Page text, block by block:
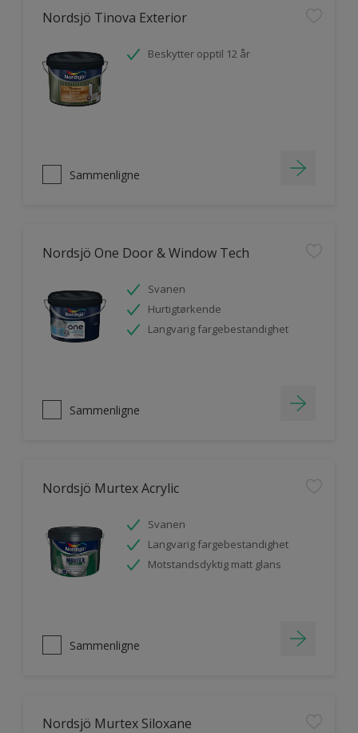
Nordsjö Tinova Exterior
Beskytter opptil 12 år
Sammenligne
Nordsjö One Door & Window Tech
Svanen
Hurtigtørkende
Langvarig fargebestandighet
Sammenligne
Nordsjö Murtex Acrylic
Svanen
Langvarig fargebestandighet
Motstandsdyktig matt glans
Sammenligne
Nordsjö Murtex Siloxane